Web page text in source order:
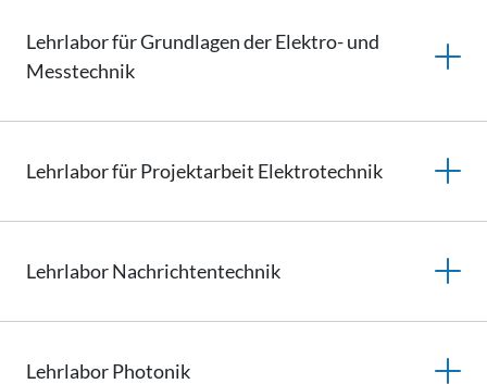
Lehrlabor für Grundlagen der Elektro- und
Messtechnik
Lehrlabor für Projektarbeit Elektrotechnik
LehrlaborNachrichtentechnik
LehrlaborPhotonik